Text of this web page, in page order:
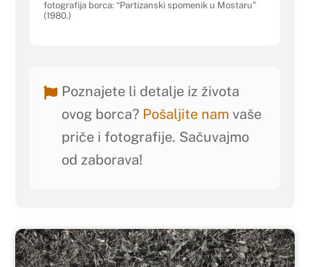
fotografija borca: “Partizanski spomenik u Mostaru”
(1980.)
Poznajete li detalje iz života
ovog borca? Pošaljite nam vaše
priče i fotografije. Sačuvajmo
od zaborava!